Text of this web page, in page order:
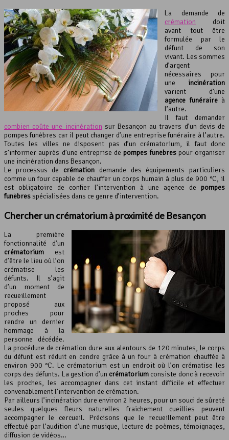
La demande de
crémation doit
avant tout être
formulée par le
défunt de son
vivant. Les sommes
d’argent
nécessaires pour
une incinération
varient d’une
agence funéraireà
l’autre.
Il faut demander
combien coûte une incinération sur Besançon au travers d’un devis de
pompes funèbres car il peut changer d’une entreprise funéraire à l’autre.
Toutes les villes ne disposent pas d’un crématorium, il faut donc
s’informer auprès d’une entreprise de pompes funèbrespour organiser
une incinération dans Besançon.
Le processus de crémation demande des équipements particuliers
comme un four capable de chauffer un corps humain à plus de 900 °C, il
est obligatoire de confier l’intervention à une agence de pompes
funèbres spécialisées dans ce genre d’intervention.
Chercher uncrématoriumà proximité de Besançon
La première
fonctionnalité d’un
crématorium est
d’être le lieu où l’on
crématise les
défunts. Il s’agit
d’un moment de
recueillement
proposé aux
proches pour
rendre un dernier
hommage à la
personne décédée.
La procédure de crémation dure aux alentours de 120 minutes, le corps
du défunt est réduit en cendre grâce à un four à crémation chauffée à
environ 900 °C. Le crématorium est un endroit où l’on crématise les
corps des défunts. La gestion d’un crématorium consiste donc à recevoir
les proches, les accompagner dans cet instant difficile et effectuer
convenablement l’intervention de crémation.
Par ailleurs l’incinération dure environ 2 heures, pour un souci de sûreté
seules quelques fleurs naturelles fraichement cueillies peuvent
accompagner le cercueil. Précisons que le recueillement peut être
effectué par l’audition d’une musique, lecture de poèmes, témoignages,
diffusion de vidéos…